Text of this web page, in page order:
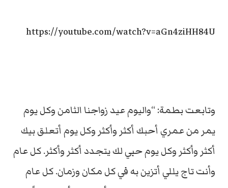
https://youtube.com/watch?v=aGn4ziHH84U
وتابعت بطمة: “واليوم عيد زواجنا الثامن وكل يوم
يمر من عمري أحبك أكثر وأكثر وكل يوم أتعلق بيك
أكثر وأكثر وكل يوم حبي لك يتجدد أكثر وأكثر. كل عام
وأنت تاج يللي أتزين به في كل مكان وزمان. كل عام